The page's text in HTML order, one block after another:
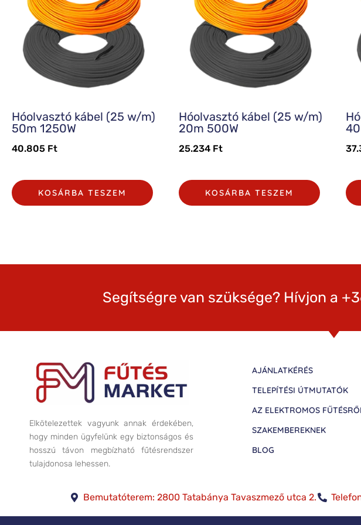
Hóolvasztó kábel (25 w/m)
50m 1250W
40.805 Ft
KOSÁRBA TESZEM
Hóolvasztó kábel (25 w/m)
20m 500W
25.234 Ft
KOSÁRBA TESZEM
Segítségre van szüksége? Hívjon a
Elkötelezettek vagyunk annak érdekében,
hogy minden ügyfelünk egy biztonságos és
hosszú távon megbízható fűtésrendszer
tulajdonosa lehessen.
AJÁNLATKÉRÉS
TELEPÍTÉSI ÚTMUTATÓK
AZ ELEKTROMOS
SZAKEMBEREKNEK
BLOG
Bemutatóterem: 2800 Tatabánya Tavaszmező utca 2.